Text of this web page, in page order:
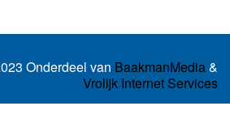
Onderdeel van BaakmanMedia&
Vrolijk Internet Services